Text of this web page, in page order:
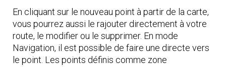
En cliquant sur le nouveau point à partir de la carte,
vous pourrez aussi le rajouter directement à votre
route, le modifier ou le supprimer. En mode
Navigation, il est possible de faire une directe vers
le point. Les points définis comme zone